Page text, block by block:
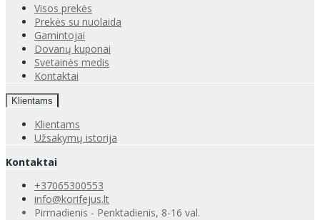
Visos prekės
Prekės su nuolaida
Gamintojai
Dovanų kuponai
Svetainės medis
Kontaktai
Klientams
Klientams
Užsakymų istorija
Kontaktai
+37065300553
info@korifejus.lt
Pirmadienis - Penktadienis, 8-16 val.